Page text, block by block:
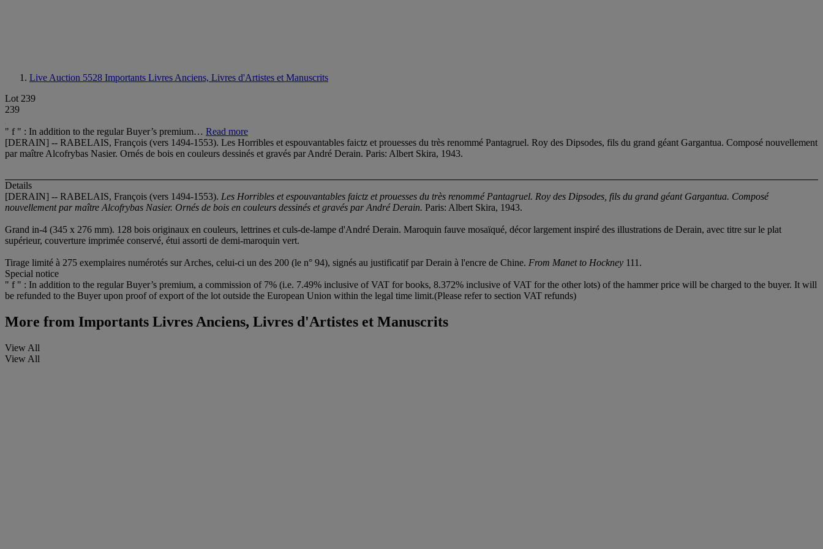
Live Auction 5528 Importants Livres Anciens, Livres d'Artistes et Manuscrits
Lot 239
239
" f " : In addition to the regular Buyer’s premium… Read more
[DERAIN] -- RABELAIS, François (vers 1494-1553). Les Horribles et espouvantables faictz et prouesses du très renommé Pantagruel. Roy des Dipsodes, fils du grand géant Gargantua. Composé nouvellement
par maître Alcofrybas Nasier. Ornés de bois en couleurs dessinés et gravés par André Derain. Paris: Albert Skira, 1943.
Details
[DERAIN] -- RABELAIS, François (vers 1494-1553). Les Horribles et espouvantables faictz et prouesses du très renommé Pantagruel. Roy des Dipsodes, fils du grand géant Gargantua. Composé
nouvellement par maître Alcofrybas Nasier. Ornés de bois en couleurs dessinés et gravés par André Derain. Paris: Albert Skira, 1943.
Grand in-4 (345 x 276 mm). 128 bois originaux en couleurs, lettrines et culs-de-lampe d'André Derain. Maroquin fauve mosaïqué, décor largement inspiré des illustrations de Derain, avec titre sur le plat
supérieur, couverture imprimée conservé, étui assorti de demi-maroquin vert.
Tirage limité à 275 exemplaires numérotés sur Arches, celui-ci un des 200 (le n° 94), signés au justificatif par Derain à l'encre de Chine. From Manet to Hockney 111.
Special notice
" f " : In addition to the regular Buyer’s premium, a commission of 7% (i.e. 7.49% inclusive of VAT for books, 8.372% inclusive of VAT for the other lots) of the hammer price will be charged to the buyer. It will
be refunded to the Buyer upon proof of export of the lot outside the European Union within the legal time limit.(Please refer to section VAT refunds)
More from Importants Livres Anciens, Livres d'Artistes et Manuscrits
View All
View All